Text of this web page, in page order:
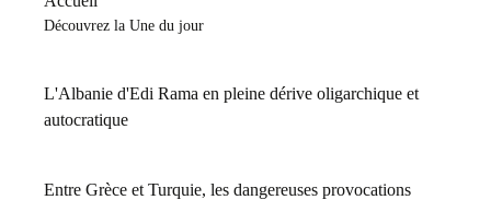
Découvrez la Une du jour
L'Albanie d'Edi Rama en pleine dérive oligarchique et
autocratique
Entre Grèce et Turquie, les dangereuses provocations